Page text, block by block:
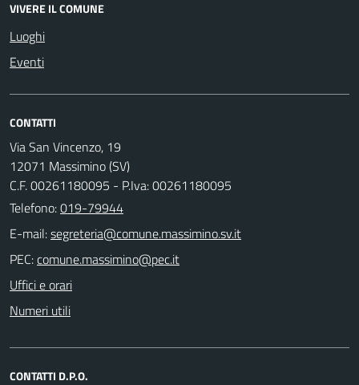
VIVERE IL COMUNE
Luoghi
Eventi
CONTATTI
Via San Vincenzo, 19
12071 Massimino (SV)
C.F. 00261180095 - P.Iva: 00261180095
Telefono:019-79944
E-mail:
PEC:
Uffici e orari
Numeri utili
CONTATTI D.P.O.